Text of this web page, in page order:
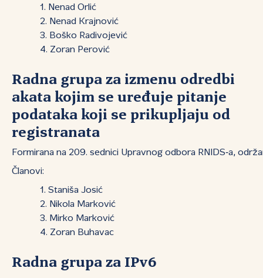
Nenad Orlić
Nenad Krajnović
Boško Radivojević
Zoran Perović
Radna grupa za izmenu odredbi
akata kojim se uređuje pitanje
podataka koji se prikupljaju od
registranata
Formirana na 209. sednici Upravnog odbora RNIDS‑a,
Članovi:
Staniša Josić
Nikola Marković
Mirko Marković
Zoran Buhavac
Radna grupa za IPv6